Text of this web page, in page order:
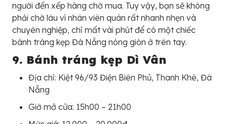
người đến xếp hàng chờ mua. Tuy vậy, bạn sẽ không
phải chờ lâu vì nhân viên quán rất nhanh nhẹn và
chuyên nghiệp, chỉ mất vài phút để có một chiếc
bánh tráng kẹp Đà Nẵng nóng giòn ở trên tay.
9. Bánh tráng kẹp Dì Vân
Địa chỉ: Kiệt 96/93 Điện Biên Phủ, Thanh Khê, Đà
Nẵng
Giờ mở cửa: 15h00 – 21h00